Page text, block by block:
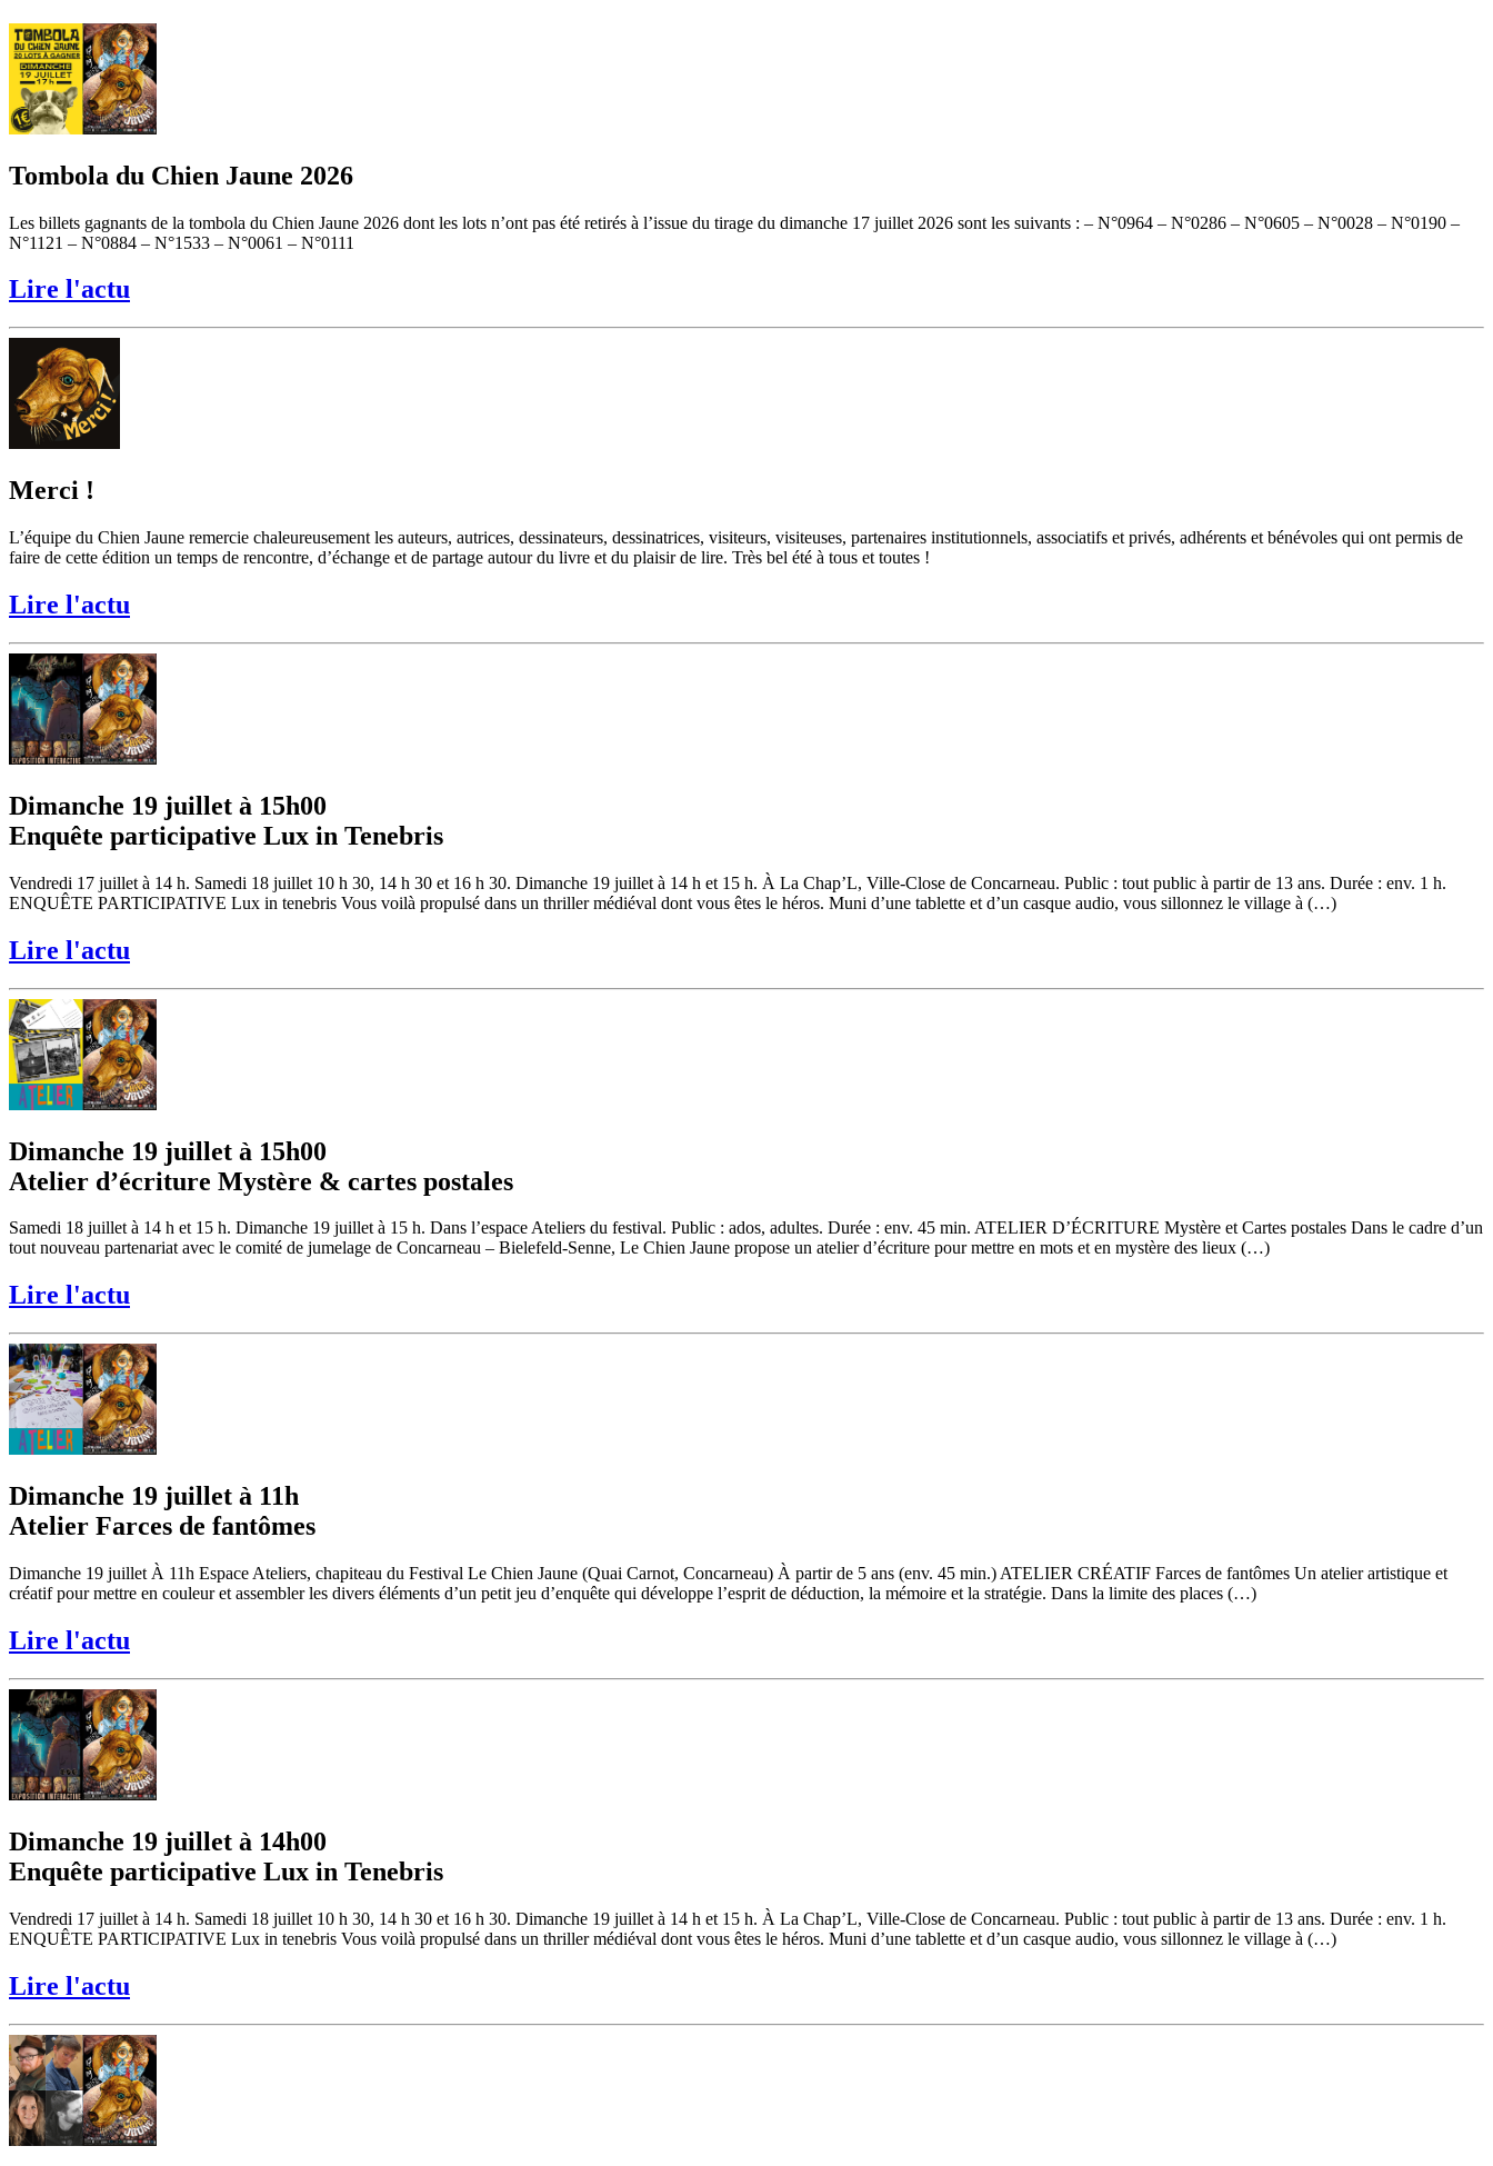
Tombola du Chien Jaune 2026
Les billets gagnants de la tombola du Chien Jaune 2026 dont les lots n’ont pas été retirés à l’issue du tirage du dimanche 17 juillet 2026 sont les suivants : – N°0964 – N°0286 – N°0605 – N°0028 – N°0190 –
N°1121 – N°0884 – N°1533 – N°0061 – N°0111
Lire l'actu
Merci !
L’équipe du Chien Jaune remercie chaleureusement les auteurs, autrices, dessinateurs, dessinatrices, visiteurs, visiteuses, partenaires institutionnels, associatifs et privés, adhérents et bénévoles qui ont permis de
faire de cette édition un temps de rencontre, d’échange et de partage autour du livre et du plaisir de lire. Très bel été à tous et toutes !
Lire l'actu
Dimanche 19 juillet à 15h00
Enquête participative Lux in Tenebris
Vendredi 17 juillet à 14 h. Samedi 18 juillet 10 h 30, 14 h 30 et 16 h 30. Dimanche 19 juillet à 14 h et 15 h. À La Chap’L, Ville-Close de Concarneau. Public : tout public à partir de 13 ans. Durée : env. 1 h.
ENQUÊTE PARTICIPATIVE Lux in tenebris Vous voilà propulsé dans un thriller médiéval dont vous êtes le héros. Muni d’une tablette et d’un casque audio, vous sillonnez le village à (…)
Lire l'actu
Dimanche 19 juillet à 15h00
Atelier d’écriture Mystère & cartes postales
Samedi 18 juillet à 14 h et 15 h. Dimanche 19 juillet à 15 h. Dans l’espace Ateliers du festival. Public : ados, adultes. Durée : env. 45 min. ATELIER D’ÉCRITURE Mystère et Cartes postales Dans le cadre d’un
tout nouveau partenariat avec le comité de jumelage de Concarneau – Bielefeld-Senne, Le Chien Jaune propose un atelier d’écriture pour mettre en mots et en mystère des lieux (…)
Lire l'actu
Dimanche 19 juillet à 11h
Atelier Farces de fantômes
Dimanche 19 juillet À 11h Espace Ateliers, chapiteau du Festival Le Chien Jaune (Quai Carnot, Concarneau) À partir de 5 ans (env. 45 min.) ATELIER CRÉATIF Farces de fantômes Un atelier artistique et
créatif pour mettre en couleur et assembler les divers éléments d’un petit jeu d’enquête qui développe l’esprit de déduction, la mémoire et la stratégie. Dans la limite des places (…)
Lire l'actu
Dimanche 19 juillet à 14h00
Enquête participative Lux in Tenebris
Vendredi 17 juillet à 14 h. Samedi 18 juillet 10 h 30, 14 h 30 et 16 h 30. Dimanche 19 juillet à 14 h et 15 h. À La Chap’L, Ville-Close de Concarneau. Public : tout public à partir de 13 ans. Durée : env. 1 h.
ENQUÊTE PARTICIPATIVE Lux in tenebris Vous voilà propulsé dans un thriller médiéval dont vous êtes le héros. Muni d’une tablette et d’un casque audio, vous sillonnez le village à (…)
Lire l'actu